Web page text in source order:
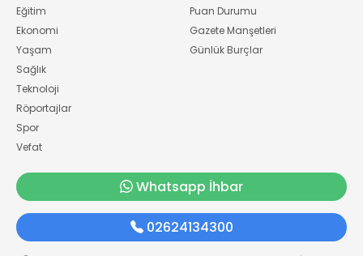
Eğitim
Ekonomi
Yaşam
Sağlık
Teknoloji
Röportajlar
Spor
Vefat
Puan Durumu
Gazete Manşetleri
Günlük Burçlar
Whatsapp İhbar
02624134300